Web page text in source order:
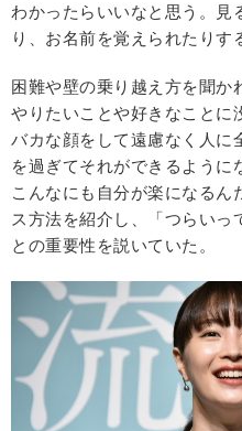
わかったらいいなと思う。見
り、お名前を覚えられたりす
困難や壁の乗り越え方を聞か
やりたいことや好きなことに
バカな顔をして遠慮なく人に
を過ぎてそれができるように
こんなにも自分が楽になるん
ス方法を紹介し、「つらいっ
との重要性を説いていた。